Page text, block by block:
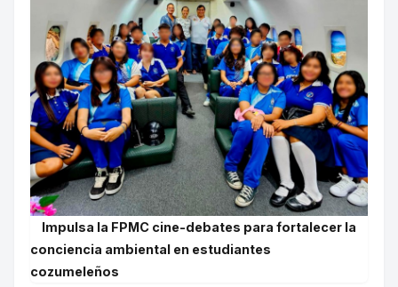
Impulsa la FPMC cine-debates para fortalecer la
conciencia ambiental en estudiantes
cozumeleños